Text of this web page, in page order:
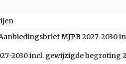
MJPB 2027-2030
2030 incl. gewijzigde begroting